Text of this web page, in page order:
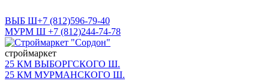
ВЫБ Ш+7 (812)596-79-40
МУРМ Ш +7 (812)244-74-78
cтроймаркет
25 КМ ВЫБОРГСКОГО Ш.
25 КМ МУРМАНСКОГО Ш.